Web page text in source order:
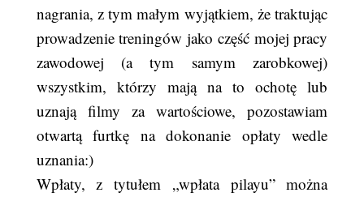
nagrania, z tym małym wyjątkiem, że traktując
prowadzenie treningów jako część mojej pracy
zawodowej (a tym samym zarobkowej)
wszystkim, którzy mają na to ochotę lub
uznają filmy za wartościowe, pozostawiam
otwartą furtkę na dokonanie opłaty wedle
uznania:)
Wpłaty, z tytułem „wpłata pilayu” można